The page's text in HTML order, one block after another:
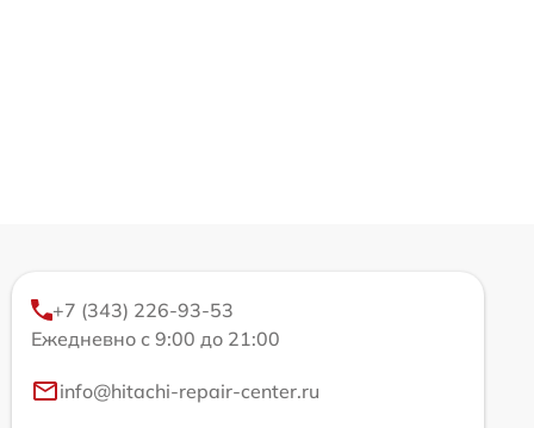
+7 (343) 226-93-53
Ежедневно с 9:00 до 21:00
info@hitachi-repair-center.ru